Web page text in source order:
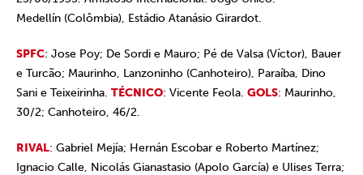
Medellín (Colômbia), Estádio Atanásio Girardot.
SPFC: Jose Poy; De Sordi e Mauro; Pé de Valsa (Víctor), Bauer
e Turcão; Maurinho, Lanzoninho (Canhoteiro), Paraíba, Dino
Sani e Teixeirinha. TÉCNICO: Vicente Feola. GOLS: Maurinho,
30/2; Canhoteiro, 46/2.
RIVAL: Gabriel Mejía; Hernán Escobar e Roberto Martínez;
Ignacio Calle, Nicolás Gianastasio (Apolo García) e Ulises Terra;